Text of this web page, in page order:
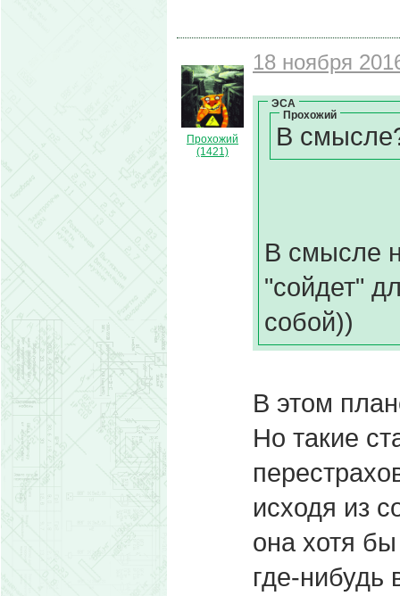
Прохожий
(1421)
18 ноября
ЭСА
Прохожий
В
В смысле
"сойдет"
собой))
В этом
Но такие
исходя из
она хотя
где-нибудь